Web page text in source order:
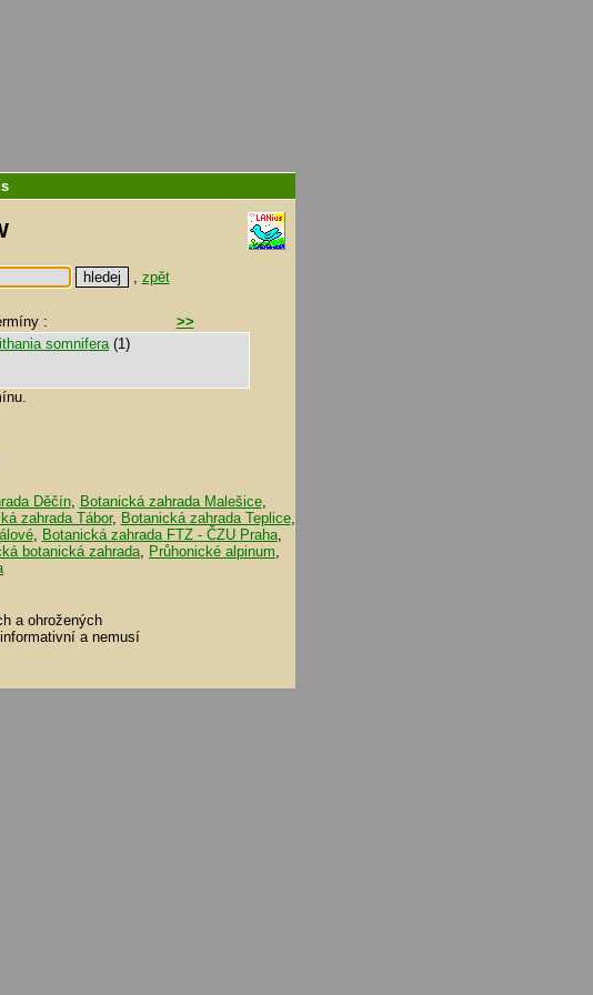
, zpět
:
>>
somnifera(1)
Děčín, Botanická zahrada Malešice,
zahrada Tábor, Botanická zahrada Teplice,
, Botanická zahrada FTZ - ČZU Praha,
botanická zahrada Průhonické alpinum
a ohrožených
a nemusí